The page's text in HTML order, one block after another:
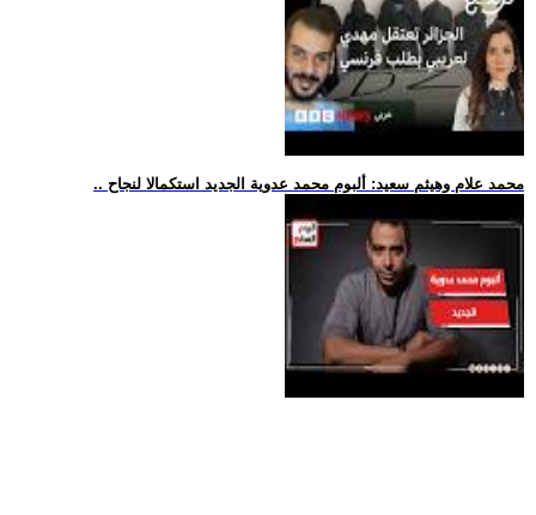
.. محمد علام وهيثم سعيد: ألبوم محمد عدوية الجديد استكمالا لنجاح